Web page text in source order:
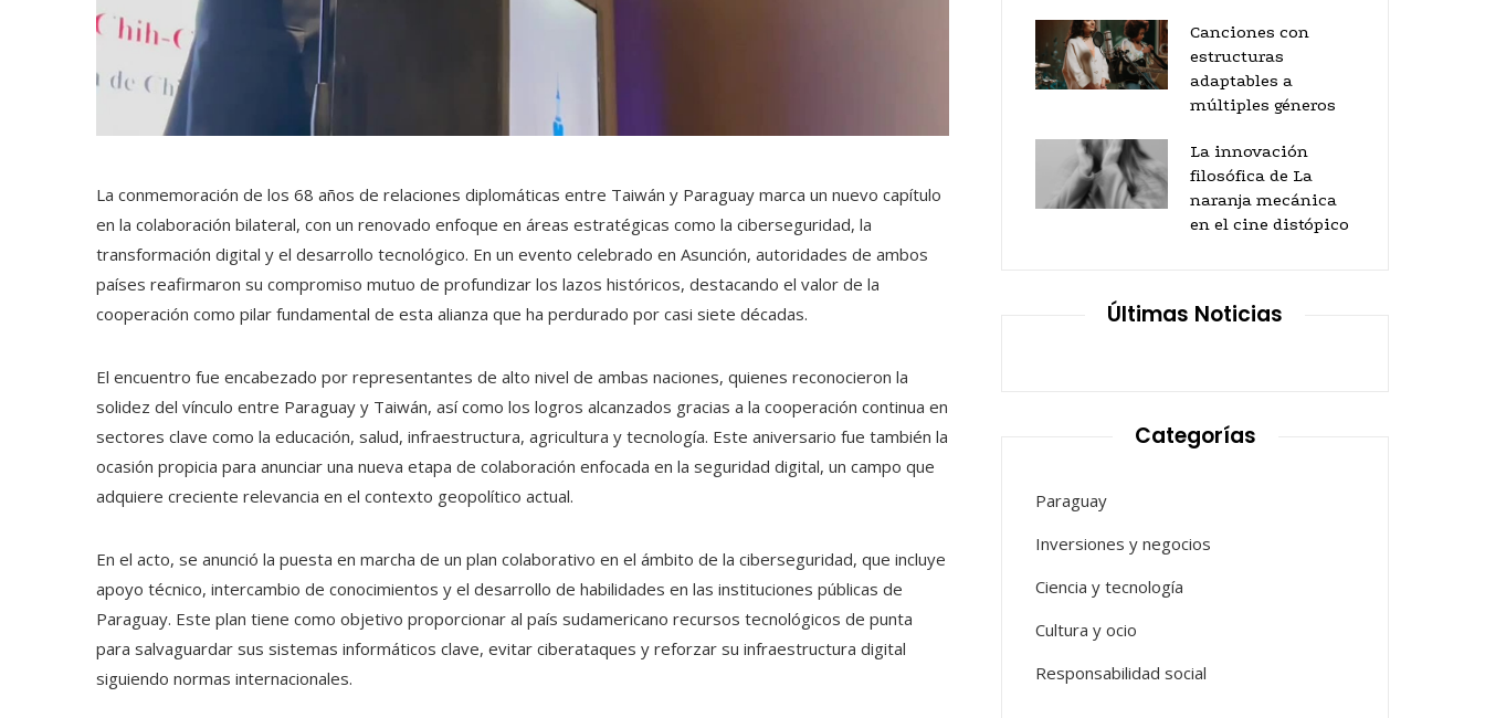
La conmemoración de los 68 años de relaciones diplomáticas entre Taiwán y Paraguay marca un nuevo capítulo
en la colaboración bilateral, con un renovado enfoque en áreas estratégicas como la ciberseguridad, la
transformación digital y el desarrollo tecnológico. En un evento celebrado en Asunción, autoridades de ambos
países reafirmaron su compromiso mutuo de profundizar los lazos históricos, destacando el valor de la
cooperación como pilar fundamental de esta alianza que ha perdurado por casi siete décadas.
El encuentro fue encabezado por representantes de alto nivel de ambas naciones, quienes reconocieron la
solidez del vínculo entre Paraguay y Taiwán, así como los logros alcanzados gracias a la cooperación continua en
sectores clave como la educación, salud, infraestructura, agricultura y tecnología. Este aniversario fue también la
ocasión propicia para anunciar una nueva etapa de colaboración enfocada en la seguridad digital, un campo que
adquiere creciente relevancia en el contexto geopolítico actual.
En el acto, se anunció la puesta en marcha de un plan colaborativo en el ámbito de la ciberseguridad, que incluye
apoyo técnico, intercambio de conocimientos y el desarrollo de habilidades en las instituciones públicas de
Paraguay. Este plan tiene como objetivo proporcionar al país sudamericano recursos tecnológicos de punta
para salvaguardar sus sistemas informáticos clave, evitar ciberataques y reforzar su infraestructura digital
siguiendo normas internacionales.
Canciones con
estructuras
adaptables a
múltiples géneros
La innovación
filosófica de La
naranja mecánica
en el cine distópico
Últimas Noticias
Categorías
Paraguay
Inversiones y negocios
Ciencia y tecnología
Cultura y ocio
Responsabilidad social